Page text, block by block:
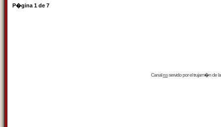
P�gina 1 de 7
Canalrssservido por eltrujam�nde